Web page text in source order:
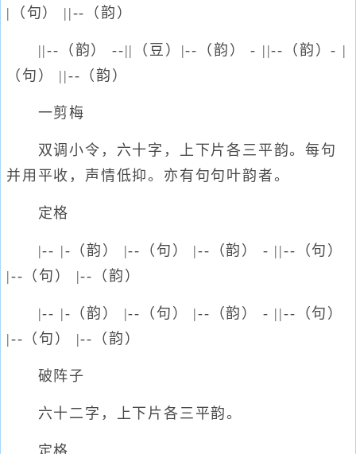
|（句） ||--（韵）
||--（韵） --||（豆）|--（韵） - ||--（韵）- |
（句） ||--（韵）
一剪梅
双调小令，六十字，上下片各三平韵。每句
并用平收，声情低抑。亦有句句叶韵者。
定格
|-- |-（韵） |--（句） |--（韵） - ||--（句）
|--（句） |--（韵）
|-- |-（韵） |--（句） |--（韵） - ||--（句）
|--（句） |--（韵）
破阵子
六十二字，上下片各三平韵。
定格